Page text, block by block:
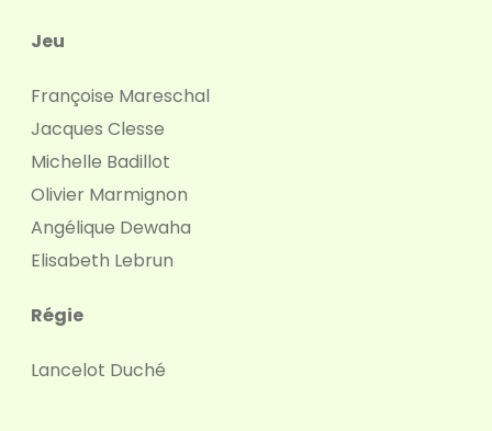
Jeu
Françoise Mareschal
Jacques Clesse
Michelle Badillot
Olivier Marmignon
Angélique Dewaha
Elisabeth Lebrun
Régie
Lancelot Duché